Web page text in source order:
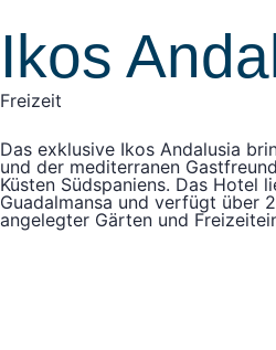
Ikos
Freizeit
Das exklusive Ikos Andalusia
und der mediterranen
Küsten Südspaniens. Das Hotel
Guadalmansa und verfügt über
angelegter Gärten und